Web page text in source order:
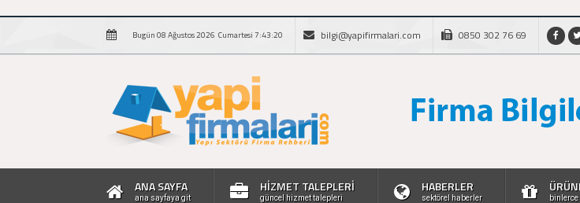
Bugün 08 Ağustos 2026 Cumartesi 7:43:21 bilgi@yapifirmalari.com 0850 302 76 69
ANA SAYFA
ana sayfaya git
HİZMET TALEPLERİ
güncel hizmet talepleri
HABERLER
sektörel haberler